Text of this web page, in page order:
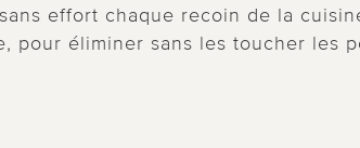
effort chaque recoin de la
pour éliminer sans les toucher les